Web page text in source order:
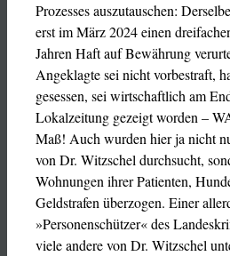
Prozesses auszutauschen:
erst im März 2024 einen
Jahren Haft auf Bewährung
Angeklagte sei nicht vorbestraft,
gesessen, sei wirtschaftlich am
Lokalzeitung gezeigt worden –
Maß! Auch wurden hier ja nicht
von Dr. Witzschel durchsucht,
Wohnungen ihrer Patienten,
Geldstrafen überzogen. Einer
»Personenschützer« des
viele andere von Dr. Witzschel